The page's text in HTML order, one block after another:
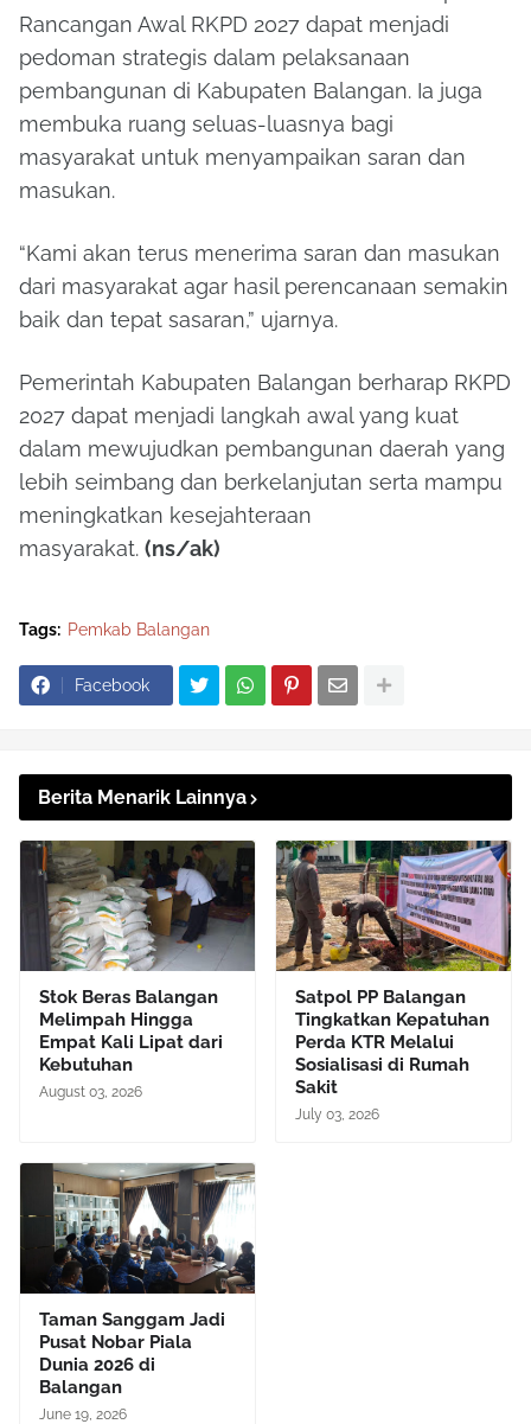
Rancangan Awal RKPD 2027 dapat menjadi
pedoman strategis dalam pelaksanaan
pembangunan di Kabupaten Balangan. Ia juga
membuka ruang seluas-luasnya bagi
masyarakat untuk menyampaikan saran dan
masukan.
“Kami akan terus menerima saran dan masukan
dari masyarakat agar hasil perencanaan semakin
baik dan tepat sasaran,” ujarnya.
Pemerintah Kabupaten Balangan berharap RKPD
2027 dapat menjadi langkah awal yang kuat
dalam mewujudkan pembangunan daerah yang
lebih seimbang dan berkelanjutan serta mampu
meningkatkan kesejahteraan
masyarakat. (ns/ak)
Tags: Pemkab Balangan
Facebook
Berita Menarik Lainnya
Stok Beras Balangan
Melimpah Hingga
Empat Kali Lipat dari
Kebutuhan
August 03, 2026
Satpol PP Balangan
Tingkatkan Kepatuhan
Perda KTR Melalui
Sosialisasi di Rumah
Sakit
July 03, 2026
Taman Sanggam Jadi
Pusat Nobar Piala
Dunia 2026 di
Balangan
June 19, 2026